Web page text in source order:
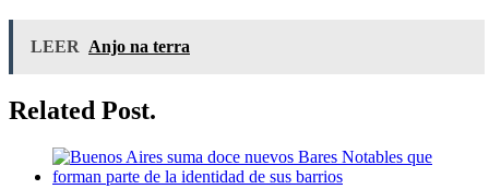
LEER Anjo na terra
Related Post.